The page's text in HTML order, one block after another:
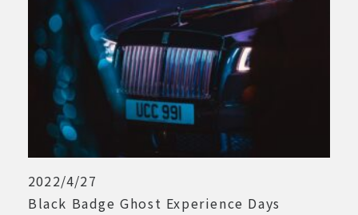
2022/4/27
Black Badge Ghost Experience Days